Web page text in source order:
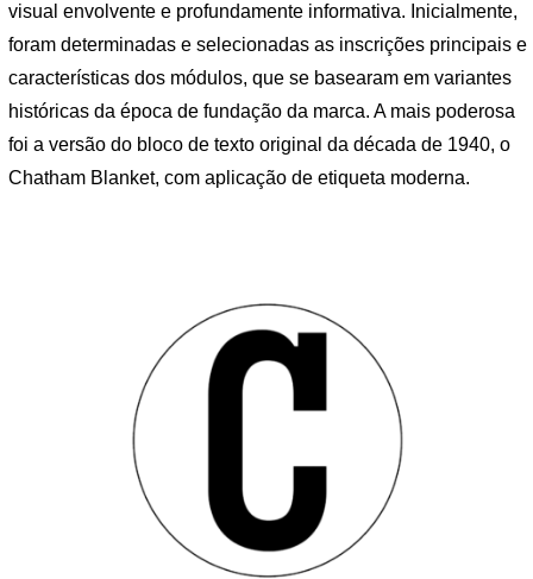
visual envolvente e profundamente informativa. Inicialmente,
foram determinadas e selecionadas as inscrições principais e
características dos módulos, que se basearam em variantes
históricas da época de fundação da marca. A mais poderosa
foi a versão do bloco de texto original da década de 1940, o
Chatham Blanket, com aplicação de etiqueta moderna.